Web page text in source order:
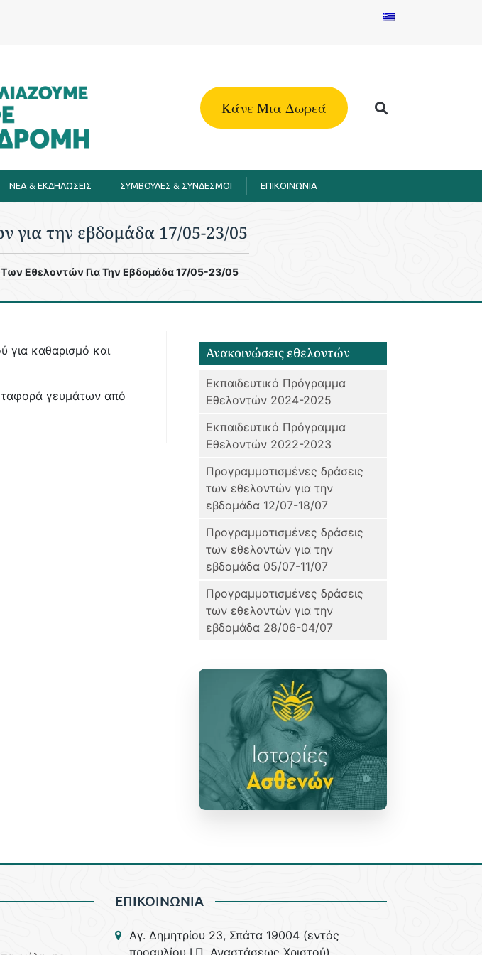
Kάνε Μια Δωρεά
ΝΕΑ & ΕΚΔΗΛΩΣΕΙΣ ΣΥΜΒΟΥΛΕΣ & ΣΥΝΔΕΣΜΟΙ EΠΙΚΟΙΝΩΝΙΑ
για την εβδομάδα 17/05-23/05
Των Εθελοντών Για Την Εβδομάδα 17/05-23/05
για καθαρισμό και
γευμάτων από
Ανακοινώσεις εθελοντών
Εκπαιδευτικό Πρόγραμμα
Εθελοντών 2024-2025
Εκπαιδευτικό Πρόγραμμα
Εθελοντών 2022-2023
Προγραμματισμένες δράσεις
των εθελοντών για την
εβδομάδα 12/07-18/07
Προγραμματισμένες δράσεις
των εθελοντών για την
εβδομάδα 05/07-11/07
Προγραμματισμένες δράσεις
των εθελοντών για την
εβδομάδα 28/06-04/07
ΕΠΙΚΟΙΝΩΝΙΑ
Aγ. Δημητρίου 23, Σπάτα 19004 (εντός
προαυλίου Ι.Π. Αναστάσεως Χριστού)